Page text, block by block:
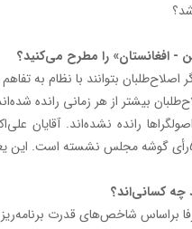
افغانستان» را مطرح می‌کنید؟
اصلاح‌طلبان بتوانند با نظام به
بیشتر از هر زمانی رانده
رانده نشده‌اند. آقایان
چه کسانی‌اند؟
براساس شاخص‌های قدرت